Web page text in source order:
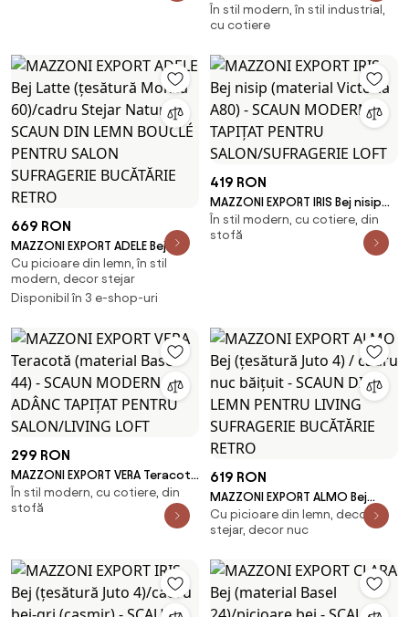
Latte (material Monza
60)/picioare negre - SCAUN
SALON/LIVING/BIROU LOFT
În stil modern, în stil industrial,
cu cotiere
669 RON
MAZZONI EXPORT ADELE Bej
Latte (țesătură Monza
60)/cadru Stejar Natural -
SCAUN DIN LEMN BOUCLÉ PENTRU
RETRO
Cu picioare din lemn, în stil
modern, decor stejar
Disponibil în 3 e-shop-uri
419 RON
MAZZONI EXPORT IRIS Bej nisip
(material Victoria A80) - SCAUN
MODERN TAPIȚAT PENTRU
În stil modern, cu cotiere, din
stofă
299 RON
MAZZONI EXPORT VERA Teracotă
(material Basel 44) - SCAUN
MODERN ADÂNC TAPIȚAT PENTRU
În stil modern, cu cotiere, din
stofă
619 RON
MAZZONI EXPORT ALMO Bej
(țesătură Juto 4) / cadru nuc
băițuit - SCAUN DIN LEMN PENTRU
RETRO
Cu picioare din lemn, decor
stejar, decor nuc